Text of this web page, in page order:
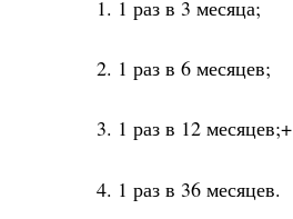
1. 1 раз в 3 месяца;
2. 1 раз в 6 месяцев;
3. 1 раз в 12 месяцев;+
4. 1 раз в 36 месяцев.